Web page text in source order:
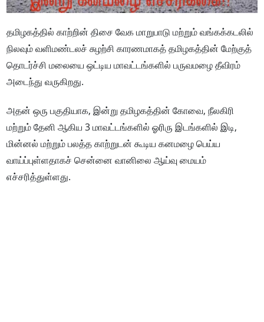
தமிழகத்தில் காற்றின் திசை வேக மாறுபாடு மற்றும் வங்கக்கடலில்
நிலவும் வளிமண்டலச் சுழற்சி காரணமாகத் தமிழகத்தின் மேற்குத்
தொடர்ச்சி மலையை ஒட்டிய மாவட்டங்களில் பருவமழை தீவிரம்
அடைந்து வருகிறது.
அதன் ஒரு பகுதியாக, இன்று தமிழகத்தின் கோவை, நீலகிரி
மற்றும் தேனி ஆகிய 3 மாவட்டங்களில் ஓரிரு இடங்களில் இடி,
மின்னல் மற்றும் பலத்த காற்றுடன் கூடிய கனமழை பெய்ய
வாய்ப்புள்ளதாகச் சென்னை வானிலை ஆய்வு மையம்
எச்சரித்துள்ளது.